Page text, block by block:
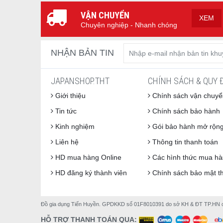
MF-U14H hiện có hai phiên bản màu sắc:
MF-U14H-
W(White — trắng tinh). Cả hai hoàn toàn giống
Quạt Gió Tự Xả Đông — Giải Phóng Bạn
Đây là tính năng mà Mitsubishi đặt lên đầu tiên khi
Tủ cấp đông thông thường làm lạnh theo kiểu tiếp
tích tụ dần thành lớp tuyết bám vào thành tủ.
chiếm dụng không gian chứa đồ, và buộc bạn phải
ファン式 (Fan-shiki)
động. Điểm đáng chú ý là trước khi bước vào chu
nhờ đó nhiệt độ bên trong không bị tăng đột ngột
23dB(A) — Im Lặng Đến Mức Bạn Quên
là tiếng động của máy. Tiếng vù vù liên tục qua
MF-U14H đạt mức vận hànhkhoảng 23dB(A)theo
Kích thước chi tiết
Khối lượng
35
Sản xuất
Nhập khẩu
📊 BẢNG THÔNG SỐ KỸ THUẬT CHI
(Nguồn chính: Mitsubishi Electric Japan — WIN2K
THÔNG SỐ
CHI
Model
MF-
VẬN CHUYỂN
Chuyên nghiệp - Nhanh chóng
XEM
NHẬN BẢN TIN
JAPANSHOP.THT
Giới thiệu
Tin tức
Kinh nghiệm
Liên hệ
HD mua hàng Online
HD đăng ký thành viên
CHÍNH SÁCH & QUY
Chính sách vận
Chính sách bảo hành
Gói bảo hành mở rộng
Thông tin thanh toán
Các hình thức mua
Chính sách bảo mật
Đồ gia dụng Tiến Huyền. GPDKKD số 01F8010391 do sở KH & ĐT TP.HN
HỖ TRỢ THANH TOÁN QUA: